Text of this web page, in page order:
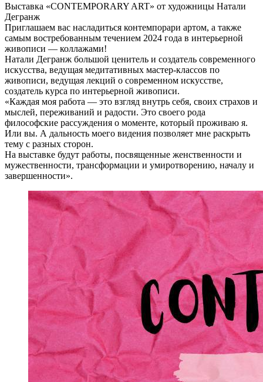
Выставка «CONTEMPORARY ART» от художницы Натали
Дегранж
Приглашаем вас насладиться контемпорари артом, а также
самым востребованным течением 2024 года в интерьерной
живописи — коллажами!
Натали Дегранж большой ценитель и создатель современного
искусства, ведущая медитативных мастер-классов по
живописи, ведущая лекций о современном искусстве,
создатель курса по интерьерной живописи.
«Каждая моя работа — это взгляд внутрь себя, своих страхов и
мыслей, переживаний и радости. Это своего рода
философские рассуждения о моменте, который проживаю я.
Или вы. А дальность моего видения позволяет мне раскрыть
тему с разных сторон.
На выставке будут работы, посвященные женственности и
мужественности, трансформации и умиротворению, началу и
завершенности».